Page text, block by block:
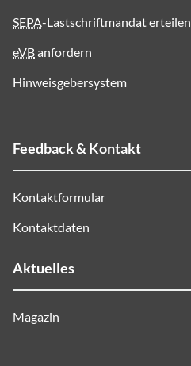
SEPA-Lastschriftmandat erteilen
eVBanfordern
Hinweisgebersystem
Feedback & Kontakt
Kontaktformular
Kontaktdaten
Aktuelles
Magazin